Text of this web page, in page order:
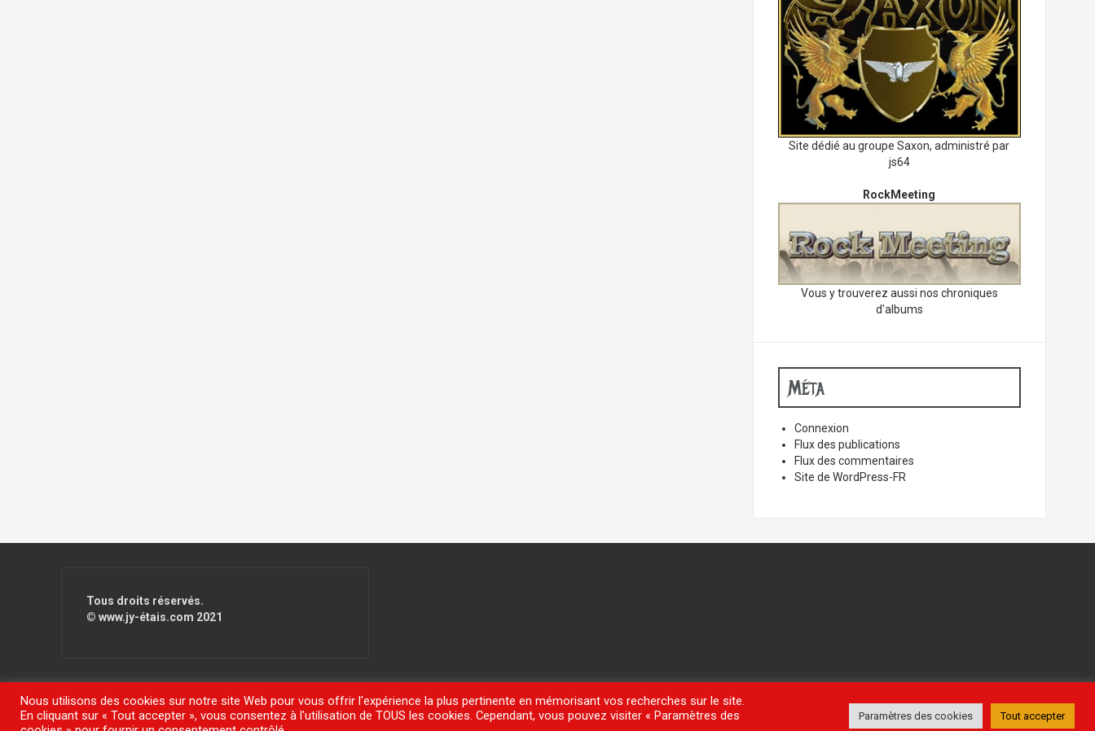
Site dédié au groupe Saxon, administré par
js64
RockMeeting
Vous y trouverez aussi nos chroniques
d'albums
Méta
Connexion
Flux des publications
Flux des commentaires
Site de WordPress-FR
Tous droits réservés.
© www.jy-étais.com 2021
Fièrement propulsé par WordPress|Thème FlyMagpar Themeisle
Nous utilisons des cookies sur notre site Web pour vous offrir l'expérience la plus pertinente en mémorisant vos recherches sur le site.
En cliquant sur « Tout accepter », vous consentez à l'utilisation de TOUS les cookies. Cependant, vous pouvez visiter « Paramètres des
Paramètres des cookies Tout accepter